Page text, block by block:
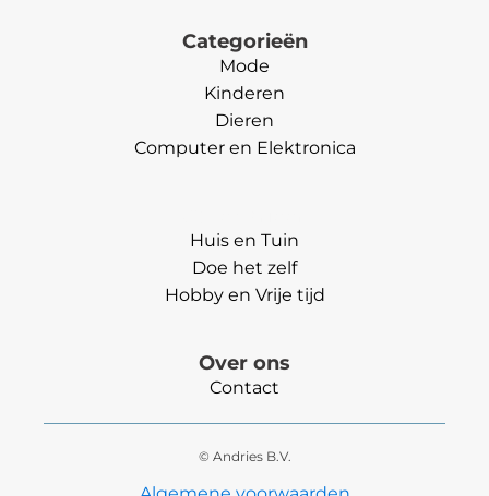
Categorieën
Mode
Kinderen
Dieren
Computer en Elektronica
Huis en Tuin
Doe het zelf
Hobby en Vrije tijd
Over ons
Contact
© Andries B.V.